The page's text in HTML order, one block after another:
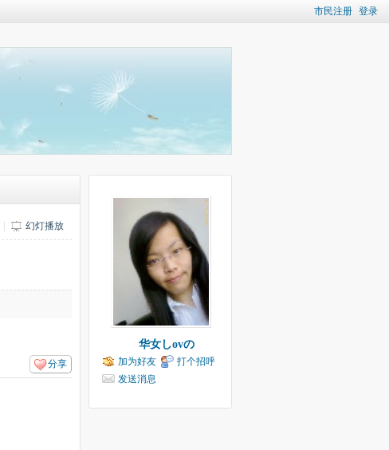
市民注册 登录
幻灯播放
分享
ゞ华女しovの
加为好友
打个招呼
发送消息